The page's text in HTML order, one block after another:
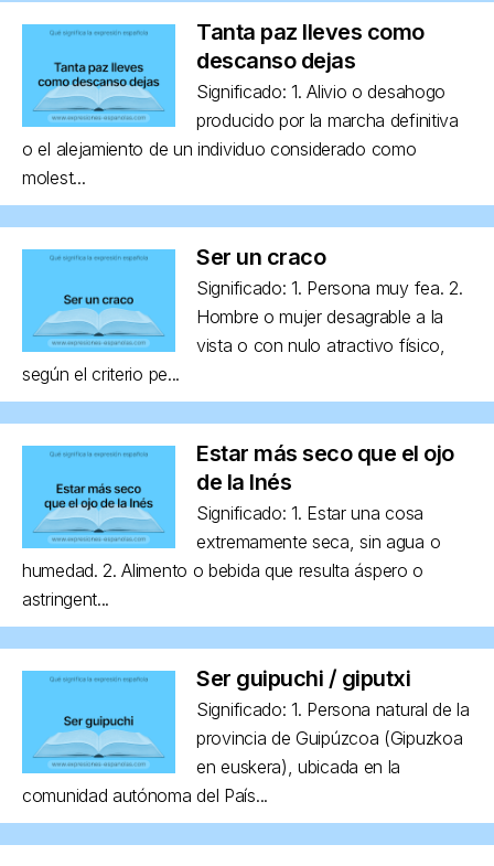
Tanta paz lleves como
descanso dejas
Significado: 1. Alivio o desahogo
producido por la marcha definitiva
o el alejamiento de un individuo considerado como
molest...
Ser un craco
Significado: 1. Persona muy fea. 2.
Hombre o mujer desagrable a la
vista o con nulo atractivo físico,
según el criterio pe...
Estar más seco que el ojo
de la Inés
Significado: 1. Estar una cosa
extremamente seca, sin agua o
humedad. 2. Alimento o bebida que resulta áspero o
astringent...
Ser guipuchi / giputxi
Significado: 1. Persona natural de la
provincia de Guipúzcoa (Gipuzkoa
en euskera), ubicada en la
comunidad autónoma del País...